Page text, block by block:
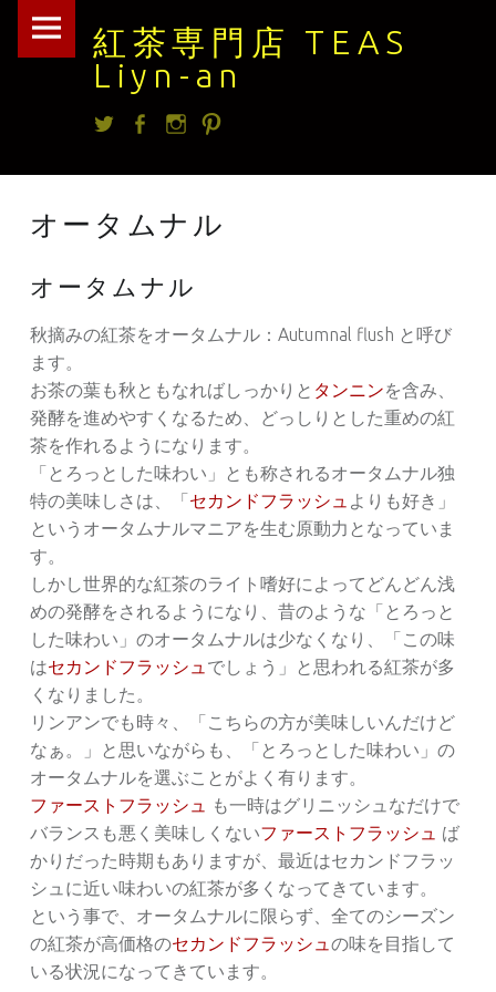
紅茶専門店 TEAS
Liyn-an
紅
Liyn-
site
navigation
Skip
Twitterfacebook
Instagram
オータムナル
オータムナル
秋摘みの紅茶をオータムナル：Autumnal flush と呼び
ます。
お茶の葉も秋ともなればしっかりと タンニンを含み、
発酵を進めやすくなるため、どっしりとした重めの紅
茶を作れるようになります。
「とろっとした味わい」とも称されるオータムナル独
特の美味しさは、「セカンドフラッシュ よりも好き」
というオータムナルマニアを生む原動力となっていま
す。
しかし世界的な紅茶のライト嗜好によってどんどん浅
めの発酵をされるようになり、昔のような「とろっと
した味わい」のオータムナルは少なくなり、「この味
はセカンドフラッシュ でしょう」と思われる紅茶が多
くなりました。
リンアンでも時々、「こちらの方が美味しいんだけど
なぁ。」と思いながらも、「とろっとした味わい」の
オータムナルを選ぶことがよく有ります。
ファーストフラッシュ
も一時はグリニッシュなだけで
バランスも悪く美味しくないファーストフラッシュ ば
かりだった時期もありますが、最近はセカンドフラッ
シュに近い味わいの紅茶が多くなってきています。
という事で、オータムナルに限らず、全てのシーズン
の紅茶が高価格のセカンドフラッシュ の味を目指して
いる状況になってきています。